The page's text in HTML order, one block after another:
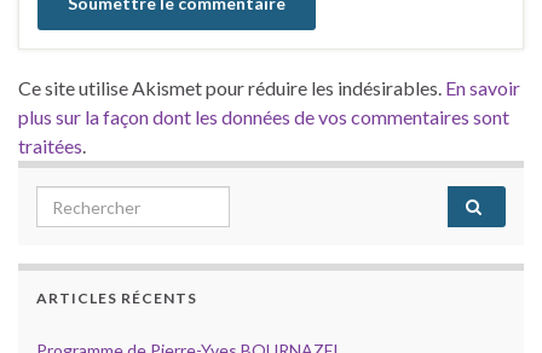
Ce site utilise Akismet pour réduire les indésirables. En savoir
plus sur la façon dont les données de vos commentaires sont
traitées.
Search for:
ARTICLES RÉCENTS